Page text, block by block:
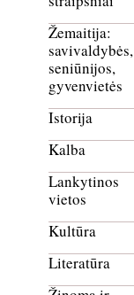
Žemaitija:
savivaldybės,
seniūnijos,
gyvenvietės
Istorija
Kalba
Lankytinos
vietos
Kultūra
Literatūra